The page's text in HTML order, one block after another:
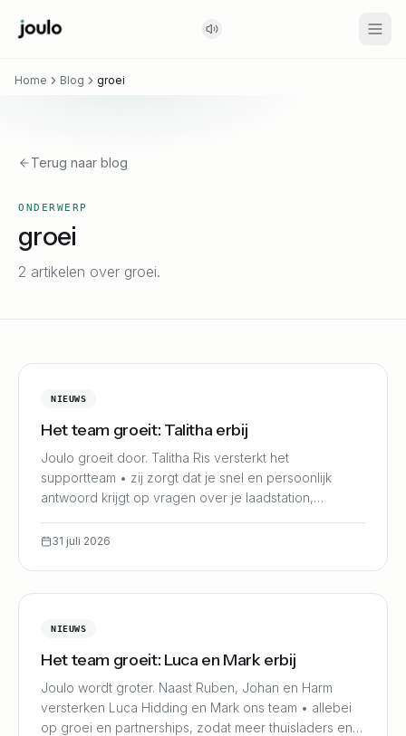
Home Blog groei
Terug naar blog
ONDERWERP
groei
2 artikelen over groei.
NIEUWS
Het team groeit: Talitha erbij
Joulo groeit door. Talitha Ris versterkt het
supportteam • zij zorgt dat je snel en persoonlijk
antwoord krijgt op vragen over je laadstation,
31 juli 2026
NIEUWS
Het team groeit: Luca en Mark erbij
Joulo wordt groter. Naast Ruben, Johan en Harm
versterken Luca Hidding en Mark ons team • allebei
op groei en partnerships, zodat meer thuisladers en